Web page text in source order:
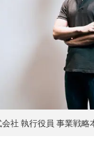
社 執行役員 事業戦略